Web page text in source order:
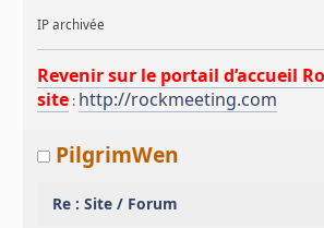
IP archivée
Revenir sur le portail d’accueil
site : http://rockmeeting.com
PilgrimWen
Re : Site / Forum